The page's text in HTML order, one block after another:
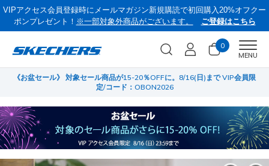
VIPアクセス会員登録時にメールマガジン新規購読で初回購入20%オフクー
ポンプレゼント！ ※一部対象外商品がございます。 ご登録はこちら
0
MENU
サマーセール第2弾！クリアランスでサンダルやスリップインズがさらにお
買い得に！